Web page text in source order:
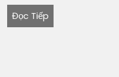
Đọc Tiếp